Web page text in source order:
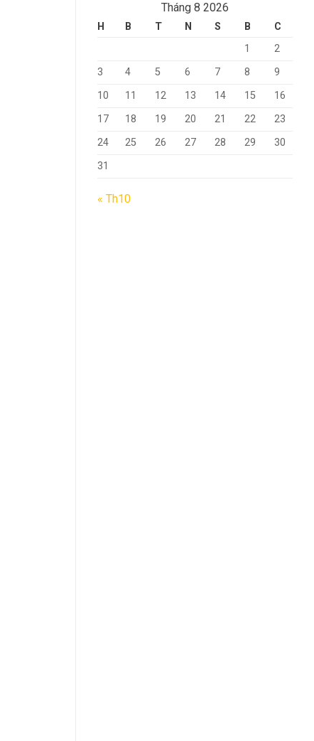
Tháng 8 2026
H B T N S B
C
1
2
3
4 5 6 7 8
9
10
11 12 13 14 15
16
17
18 19 20 21 22
23
24
25 26 27 28 29
30
31
« Th10